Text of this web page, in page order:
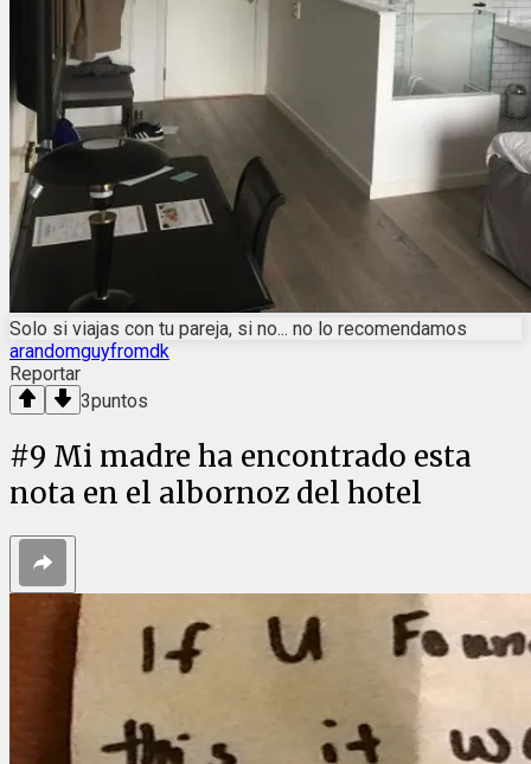
Solo si viajas con tu pareja, si no... no lo recomendamos
arandomguyfromdk
Reportar
3puntos
#9 Mi madre ha encontrado esta
nota en el albornoz del hotel